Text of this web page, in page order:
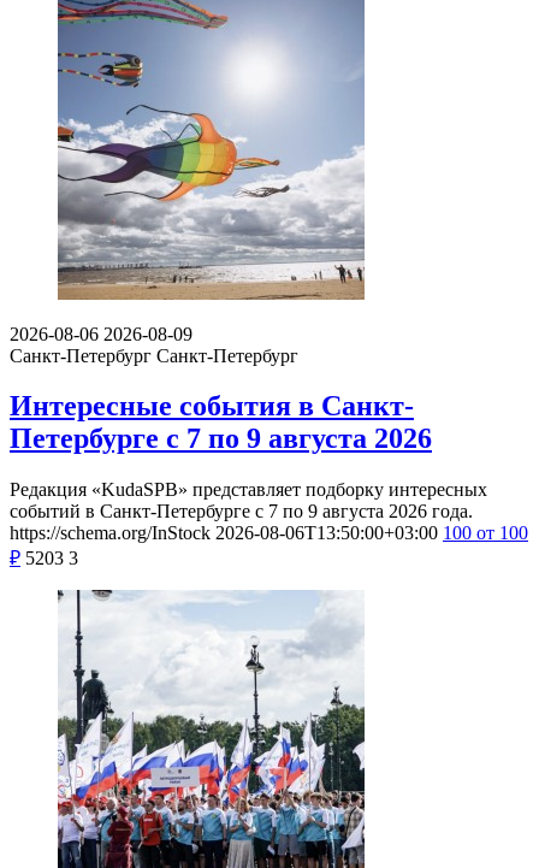
2026-08-06 2026-08-09
Санкт-Петербург Санкт-Петербург
Интересные события в Санкт-
Петербурге с 7 по 9 августа 2026
Редакция «KudaSPB» представляет подборку интересных
событий в Санкт-Петербурге с 7 по 9 августа 2026 года.
https://schema.org/InStock 2026-08-06T13:50:00+03:00 100 от 100
₽ 5203 3